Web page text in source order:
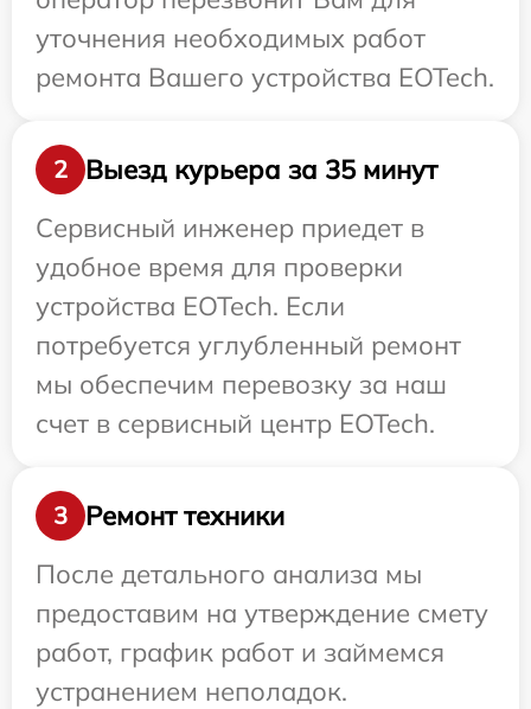
уточнения необходимых работ
ремонта Вашего устройства EOTech.
2
Выезд курьера за 35 минут
Сервисный инженер приедет в
удобное время для проверки
устройства EOTech. Если
потребуется углубленный ремонт
мы обеспечим перевозку за наш
счет в сервисный центр EOTech.
3
Ремонт техники
После детального анализа мы
предоставим на утверждение смету
работ, график работ и займемся
устранением неполадок.